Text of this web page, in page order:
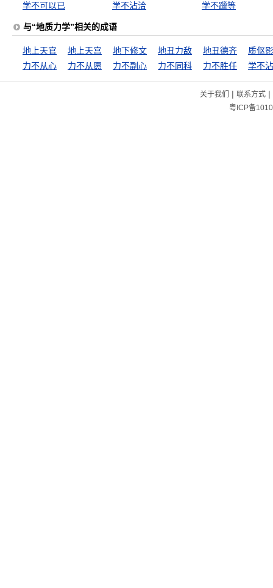
学不可以已
学不沾洽 学不躐等
与“地质力学”相关的成语
地上天官 地上天宫 地下修文 地丑力敌 地丑德齐
质伛
力不从心
力不从愿 力不副心 力不同科 力不胜任 学不
关于我们 | 联系方式|
粤ICP备